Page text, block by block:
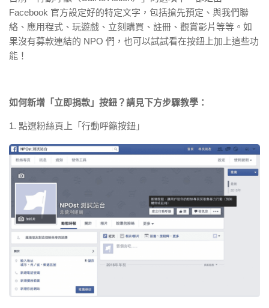
Facebook 官方設定好的特定文字，包括搶先預定、與我們聯
絡、應用程式、玩遊戲、立刻購買、註冊、觀賞影片等等。如
果沒有募款連結的 NPO 們，也可以試試看在按鈕上加上這些功
能！
如何新增「立即捐款」按鈕？請見下方步驟教學：
1. 點選粉絲頁上「行動呼籲按鈕」